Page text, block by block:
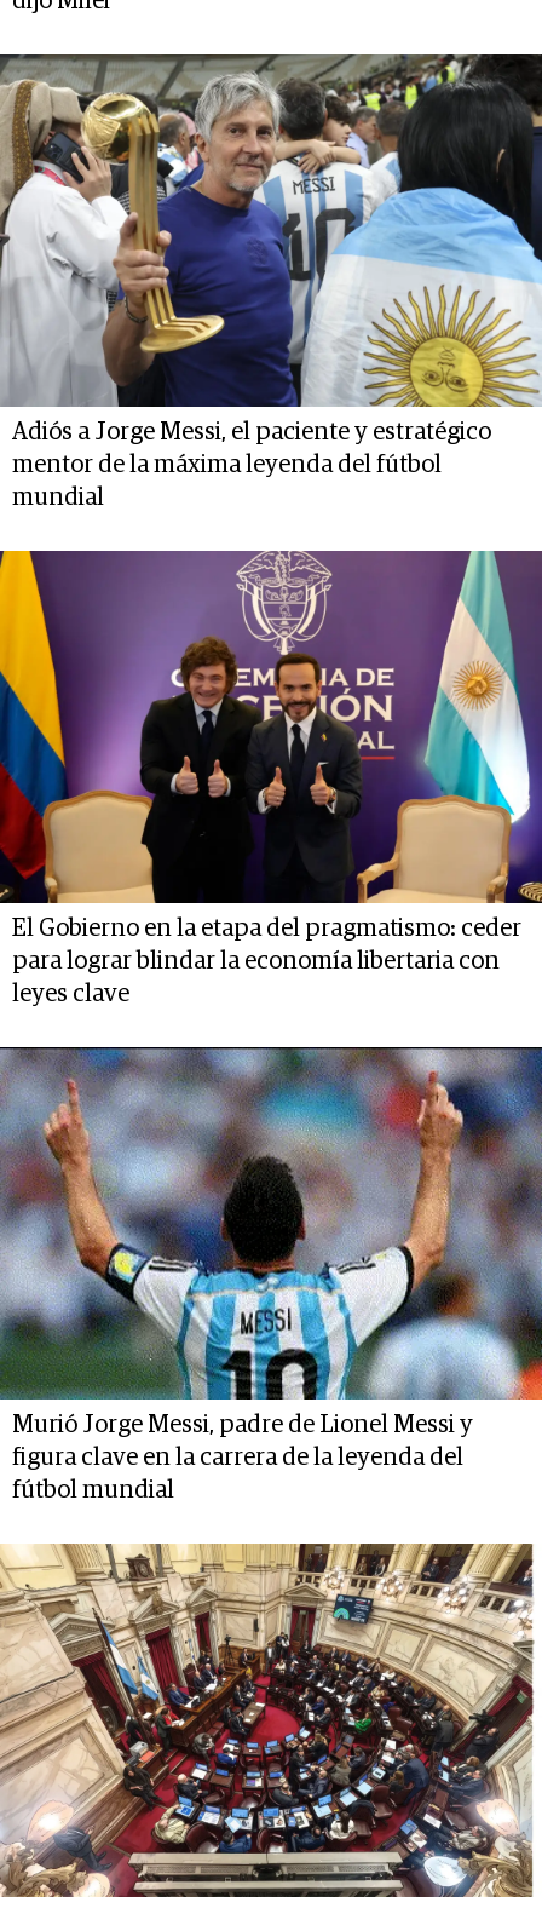
Adiós a Jorge Messi, el paciente y estratégico
mentor de la máxima leyenda del fútbol
mundial
El Gobierno en la etapa del pragmatismo: ceder
para lograr blindar la economía libertaria con
leyes clave
Murió Jorge Messi, padre de Lionel Messi y
figura clave en la carrera de la leyenda del
fútbol mundial